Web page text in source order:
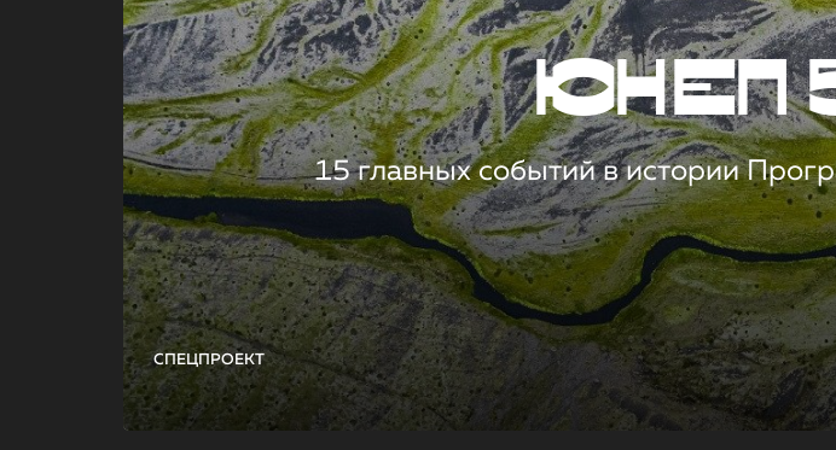
СПЕЦПРОЕКТ
ЮНЕП
15 главных событий в истории